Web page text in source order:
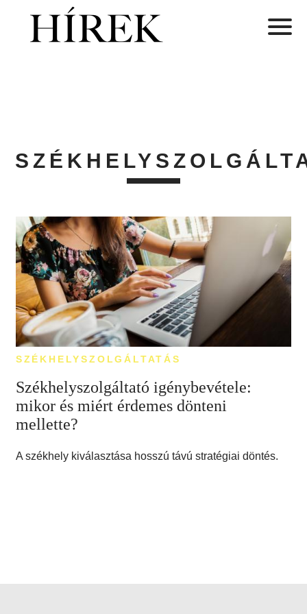
SZÉKHELYSZOLGÁLTATÁS
Székhelyszolgáltató igénybevétele:
mikor és miért érdemes dönteni
mellette?
A székhely kiválasztása hosszú távú stratégiai döntés.